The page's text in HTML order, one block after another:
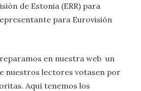
de Estonia (ERR) para
para Eurovisión
en nuestra web un
nuestros lectores votasen por
Aquí tenemos los